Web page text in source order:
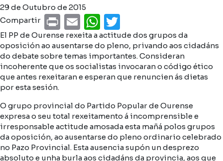
29 de Outubro de 2015
Compartir
PrintEmailWhatsApp
El PP de Ourense rexeita a actitude dos grupos da
oposición ao ausentarse do pleno, privando aos cidadáns
do debate sobre temas importantes. Consideran
incoherente que os socialistas invocaran o código ético
que antes rexeitaran e esperan que renuncien ás dietas
por esta sesión.
O grupo provincial do Partido Popular de Ourense
expresa o seu total rexeitamento á incomprensible e
irresponsable actitude amosada esta mañá polos grupos
da oposición, ao ausentarse do pleno ordinario celebrado
no Pazo Provincial. Esta ausencia supón un desprezo
absoluto e unha burla aos cidadáns da provincia, aos que